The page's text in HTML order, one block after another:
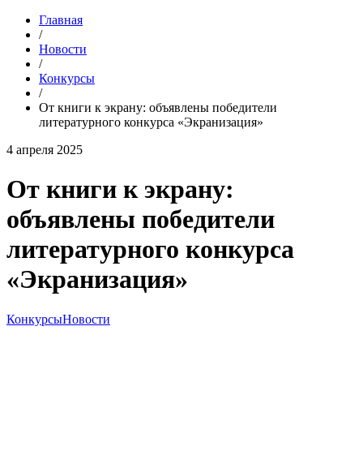
Главная
/
Новости
/
Конкурсы
/
От книги к экрану: объявлены победители
литературного конкурса «Экранизация»
4 апреля 2025
От книги к экрану:
объявлены победители
литературного конкурса
«Экранизация»
КонкурсыНовости